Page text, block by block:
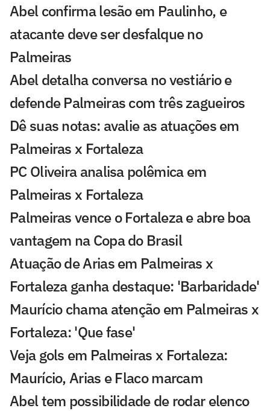
Abel confirma lesão em Paulinho, e
atacante deve ser desfalque no
Palmeiras
Abel detalha conversa no vestiário e
defende Palmeiras com três zagueiros
Dê suas notas: avalie as atuações em
Palmeiras x Fortaleza
PC Oliveira analisa polêmica em
Palmeiras x Fortaleza
Palmeiras vence o Fortaleza e abre boa
vantagem na Copa do Brasil
Atuação de Arias em Palmeiras x
Fortaleza ganha destaque: 'Barbaridade'
Maurício chama atenção em Palmeiras x
Fortaleza: 'Que fase'
Veja gols em Palmeiras x Fortaleza:
Maurício, Arias e Flaco marcam
Abel tem possibilidade de rodar elenco